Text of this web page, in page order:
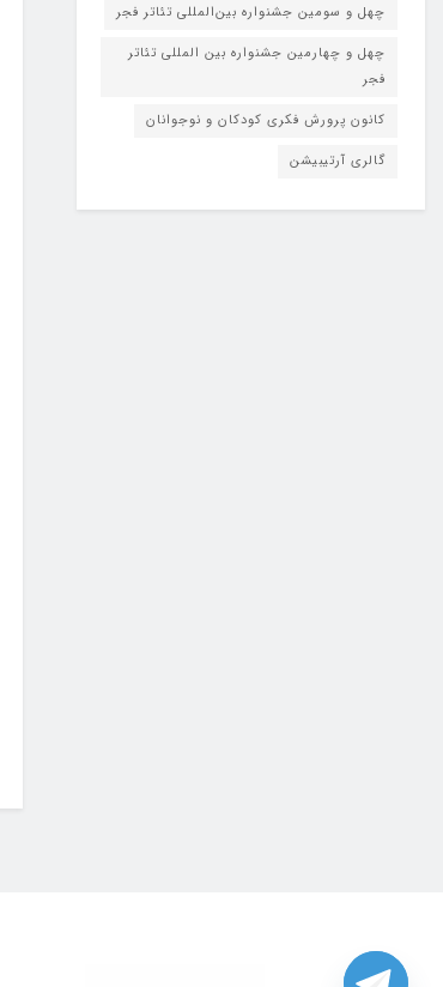
چهل و سومین جشنواره بین‌المللی تئاتر فجر
چهل و چهارمین جشنواره بین المللی تئاتر
فجر
کانون پرورش فکری کودکان و نوجوانان
گالری آرتیبیشن